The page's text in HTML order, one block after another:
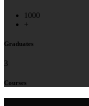
1000
+
Graduates
3
Courses